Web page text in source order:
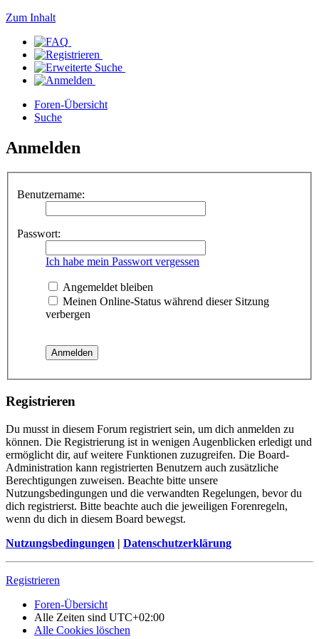
Zum Inhalt
Foren-Übersicht
Suche
Anmelden
Benutzername:
Passwort:
Ich habe mein Passwort vergessen
Angemeldet bleiben
Meinen Online-Status während dieser Sitzung
verbergen
Registrieren
Du musst in diesem Forum registriert sein, um dich anmelden zu
können. Die Registrierung ist in wenigen Augenblicken erledigt und
ermöglicht dir, auf weitere Funktionen zuzugreifen. Die Board-
Administration kann registrierten Benutzern auch zusätzliche
Berechtigungen zuweisen. Beachte bitte unsere
Nutzungsbedingungen und die verwandten Regelungen, bevor du
dich registrierst. Bitte beachte auch die jeweiligen Forenregeln,
wenn du dich in diesem Board bewegst.
Nutzungsbedingungen | Datenschutzerklärung
Registrieren
Foren-Übersicht
Alle Zeiten sind UTC+02:00
Alle Cookies löschen